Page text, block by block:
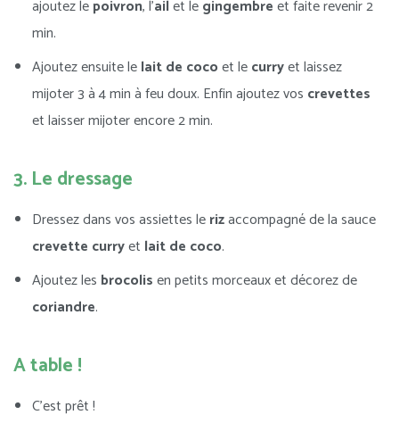
ajoutez lepoivron, l’ailet legingembreet faite revenir 2
min.
Ajoutez ensuite lelait de cocoet lecurryet laissez
mijoter 3 à 4 min à feu doux. Enfin ajoutez vos crevettes
et laisser mijoter encore 2 min.
3. Le dressage
Dressez dans vos assiettes lerizaccompagné de la sauce
crevette curryet lait de coco.
Ajoutez les brocolisen petits morceaux et décorez de
coriandre.
A table !
C’est prêt !